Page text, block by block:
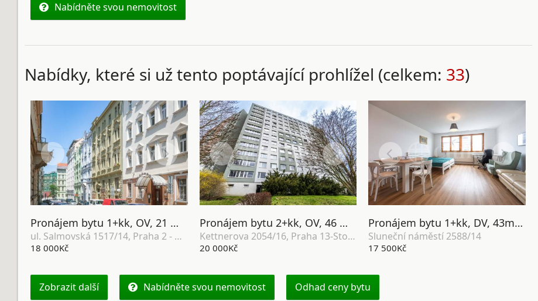
Nabídněte svou nemovitost
Nabídky, které si už tento poptávající prohlížel (celkem: 33)
Pronájem bytu 1+kk, OV, 21 m2, ul. Salmovská 1517/14, Praha 2 - Nové město
ul. Salmovská 1517/14, Praha 2 - Nové město
18 000Kč
Pronájem bytu 2+kk, OV, 46 m2, ul. Kettnerova 2054/16, Praha 13 - Luka
Kettnerova 2054/16, Praha 13-Stodůlky
20 000Kč
Pronájem bytu 1+kk, DV, 43m2, ul. Sluneční náměstí 2588/14, Praha 5 - Stodůlky
Sluneční náměstí 2588/14
17 500Kč
Zobrazit další Nabídněte svou nemovitost Odhad ceny bytu